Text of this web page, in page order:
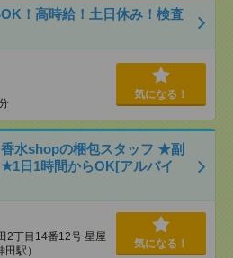
！高時給！土日休み！検査
気になる！
香水shopの梱包スタッフ ★副
日1時間からOK[アルバイ
2丁目14番12号 星屋
駅）
気になる！